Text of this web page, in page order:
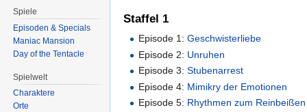
Staffel 1
Episode 1:Geschwisterliebe
Episode 2: Unruhen
Episode 3:Stubenarrest
Episode 4: Mimikry der Emotionen
Episode 5: Rhythmen zum Reinbeißen
Spiele
Episoden & Specials
Maniac Mansion
Day of the Tentacle
Spielwelt
Charaktere
Orte